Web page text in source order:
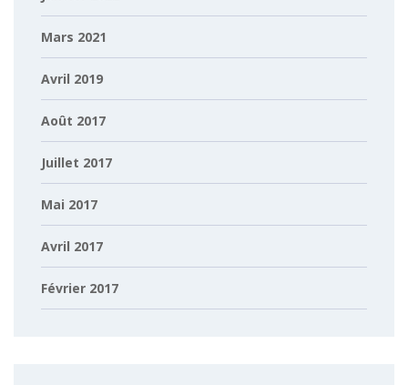
Mars 2021
Avril 2019
Août 2017
Juillet 2017
Mai 2017
Avril 2017
Février 2017